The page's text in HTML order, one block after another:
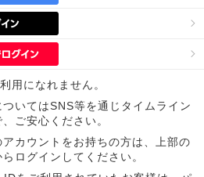
用になれません。
いてはSNS等を通じタイムライン
ご安心ください。
カウントをお持ちの方は、上部の
ログインしてください。